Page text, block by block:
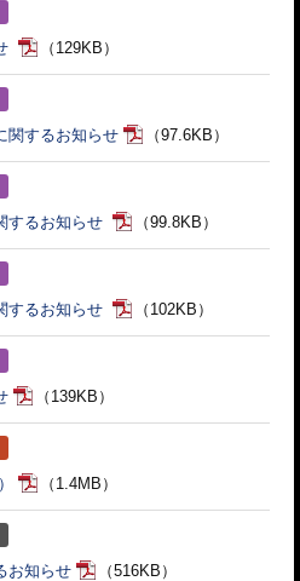
（129KB）
関するお知らせ （97.6KB）
するお知らせ （99.8KB）
するお知らせ （102KB）
（139KB）
（1.4MB）
お知らせ （516KB）